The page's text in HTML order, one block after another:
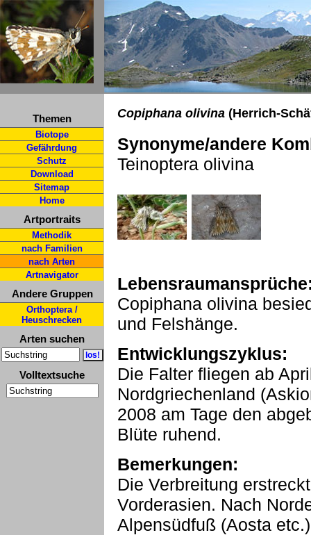
Themen
Biotope
Gefährdung
Schutz
Download
Sitemap
Home
Artportraits
Methodik
nach Familien
nach Arten
Artnavigator
Andere Gruppen
Orthoptera /
Heuschrecken
Arten suchen
Volltextsuche
Copiphana olivina (Herrich-
Synonyme/andere
Teinoptera olivina
Copiphana olivina
und Felshänge.
Entwicklungszyklus:
Die Falter fliegen ab
Nordgriechenland
2008 am Tage den
Blüte ruhend.
Bemerkungen:
Die Verbreitung
Vorderasien. Nach
Alpensüdfuß (Aosta